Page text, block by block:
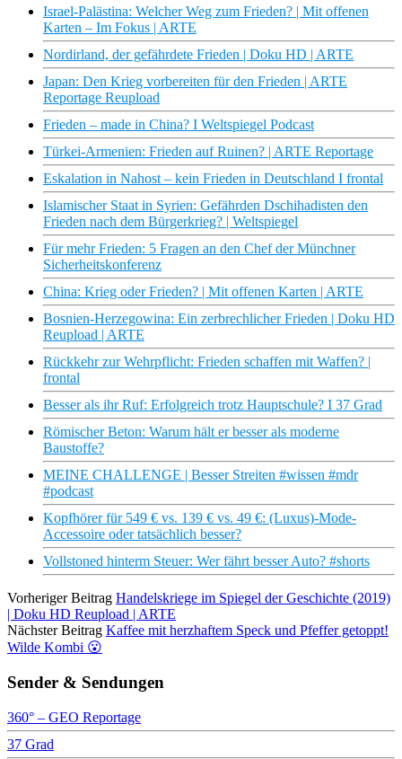
Israel-Palästina: Welcher Weg zum Frieden? | Mit offenen
Karten – Im Fokus | ARTE
Nordirland, der gefährdete Frieden | Doku HD | ARTE
Japan: Den Krieg vorbereiten für den Frieden | ARTE
Reportage Reupload
Frieden – made in China? I Weltspiegel Podcast
Türkei-Armenien: Frieden auf Ruinen? | ARTE Reportage
Eskalation in Nahost – kein Frieden in Deutschland I frontal
Islamischer Staat in Syrien: Gefährden Dschihadisten den
Frieden nach dem Bürgerkrieg? | Weltspiegel
Für mehr Frieden: 5 Fragen an den Chef der Münchner
Sicherheitskonferenz
China: Krieg oder Frieden? | Mit offenen Karten | ARTE
Bosnien-Herzegowina: Ein zerbrechlicher Frieden | Doku HD
Reupload | ARTE
Rückkehr zur Wehrpflicht: Frieden schaffen mit Waffen? |
frontal
Besser als ihr Ruf: Erfolgreich trotz Hauptschule? I 37 Grad
Römischer Beton: Warum hält er besser als moderne
Baustoffe?
MEINE CHALLENGE | Besser Streiten #wissen #mdr
#podcast
Kopfhörer für 549 € vs. 139 € vs. 49 €: (Luxus)-Mode-
Accessoire oder tatsächlich besser?
Vollstoned hinterm Steuer: Wer fährt besser Auto? #shorts
Vorheriger Beitrag Handelskriege im Spiegel der Geschichte (2019)
| Doku HD Reupload | ARTE
Nächster Beitrag Kaffee mit herzhaftem Speck und Pfeffer getoppt!
Wilde Kombi 😮
Sender & Sendungen
360° – GEO Reportage
37 Grad